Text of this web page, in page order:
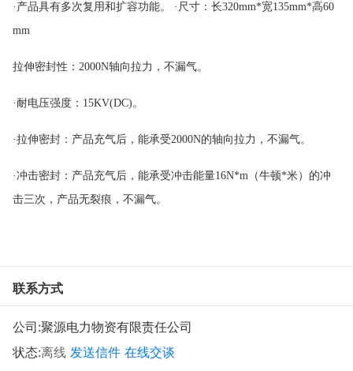
·产品具有多次复用和扩容功能。 ·尺寸：长320mm*宽135mm*高60
mm
拉伸密封性： 2000N轴向拉力，不漏气。
·耐电压强度：15KV(DC)。
·拉伸密封：产品充气后，能承受2000N的轴向拉力，不漏气。
·冲击密封：产品充气后，能承受冲击能量16N*m（牛顿*米）的冲
击三次，产品无裂痕，不漏气。
联系方式
公司:聚源电力物资有限责任公司
状态:离线 发送信件 在线交谈